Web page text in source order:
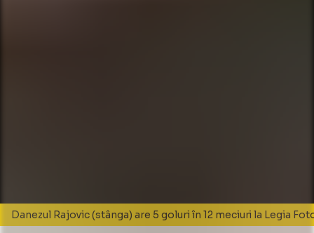
Danezul Rajovic (stânga) are 5 goluri în 12 meciuri la Legia